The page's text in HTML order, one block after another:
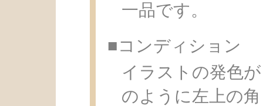
一品です。
■コンディション
イラストの発色
のように左上の